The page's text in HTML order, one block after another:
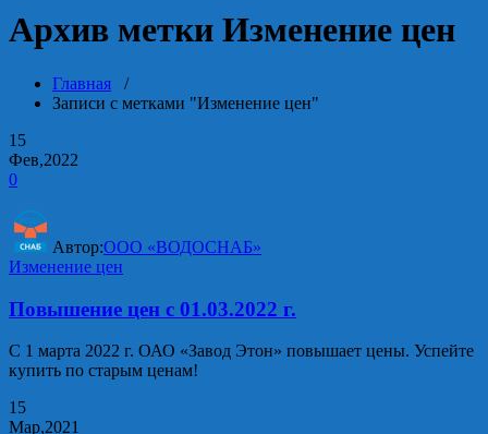
Архив метки Изменение цен
Главная /
Записи с метками "Изменение цен"
15
Фев,2022
0
Автор:ООО «ВОДОСНАБ»
Изменение цен
Повышение цен с 01.03.2022 г.
С 1 марта 2022 г. ОАО «Завод Этон» повышает цены. Успейте
купить по старым ценам!
15
Мар,2021